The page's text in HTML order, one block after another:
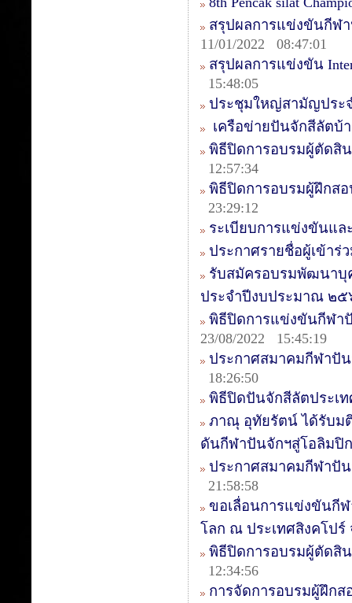
สรุปผลการแข่งขันกีฬ
11/01/2022 08:47:01
สรุปผลการแข่งขัน
15:48:05
ประชุมใหญ่สามัญประจ
เครือข่ายปันจักสีลัตบ้
พิธีปิดการอบรมผู้ตัดสิ
12:57:34
พิธีปิดการอบรมผู้ฝึกส
23:29:12
ระเบียบการแข่งขันแ
ประกาศรายชื่อผู้เข้า
รับสมัครอบรมพัฒนาบุ
ประจำปีงบประมาณ ๒
พิธีปิดการแข่งขันกีฬา
23/08/2022 15:45:19
ประกาศสมาคมกีฬาปั
18:26:50
พิธีปิดปันจักสีลัตประเ
ภาณุ อุทัยรัตน์ ได้รับม
ดันกีฬาปันจักฯสู่โอลิมปิก
ประกาศสมาคมกีฬาปัน
21:58:58
ขอเลื่อนการแข่งขันกี
โลก ณ ประเทศสิงคโปร์
พิธีปิดการอบรมผู้ตัดสิ
12:34:56
การจัดการอบรมผู้ฝึกส